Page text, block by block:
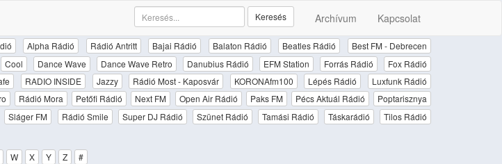
Archívum Kapcsolat
Keresés
Alpha Rádió Rádió Antritt Bajai Rádió Balaton Rádió Beatles Rádió
Best FM - Debrecen
Cool Dance Wave Dance Wave Retro Danubius Rádió EFM Station Forrás Rádió
Fox Rádió
RADIO INSIDE Jazzy Rádió Most - Kaposvár KORONAfm100 Lépés Rádió
Luxfunk Rádió
Rádió Mora Petőfi Rádió Next FM Open Air Rádió Paks FM Pécs Aktuál Rádió
Poptarisznya
Sláger FM Rádió Smile Super DJ Rádió Szünet Rádió Tamási Rádió Táskarádió
Tilos Rádió
W X Y Z
#